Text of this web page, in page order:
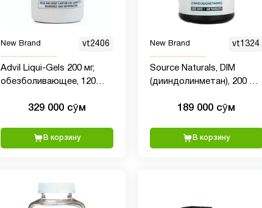
New Brand vt2406
Advil Liqui-Gels 200 мг,
обезболивающее, 120
наполнением
329 000 сӯм
В корзину
New Brand vt1324
Source Naturals, DIM
(дииндолинметан), 200 мг,
189 000 сӯм
В корзину